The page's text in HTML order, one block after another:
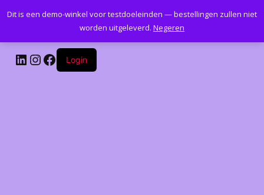
Kantoormeubelenplus.com
LinkedIn
Instagram
Facebook
Login
Dit is een demo-winkel voor testdoeleinden — bestellingen zullen niet
worden uitgeleverd. Negeren